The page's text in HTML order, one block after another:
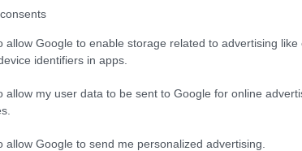
allow Google to enable storage related to advertising like
identifiers in apps.
allow my user data to be sent to Google for online
allow Google to send me personalized advertising.